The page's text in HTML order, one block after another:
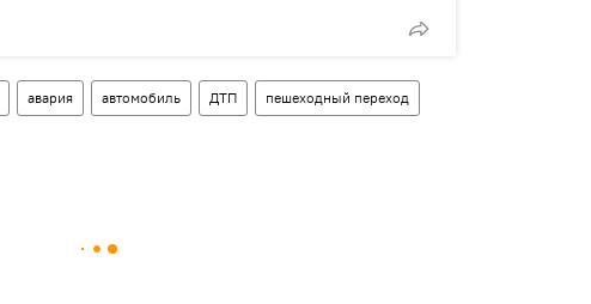
авария автомобиль ДТП пешеходный переход